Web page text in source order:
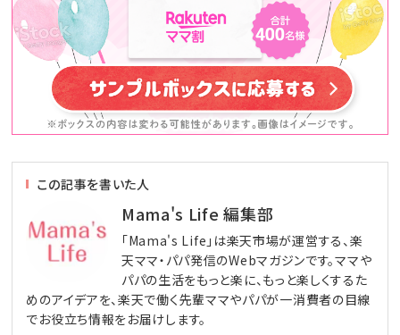
この記事を書いた人
Mama's Life 編集部
「Mama's Life」は楽天市場が運営する、楽
天ママ・パパ発信のWebマガジンです。ママや
パパの生活をもっと楽に、もっと楽しくするた
めのアイデアを、楽天で働く先輩ママやパパが一消費者の目線
でお役立ち情報をお届けします。